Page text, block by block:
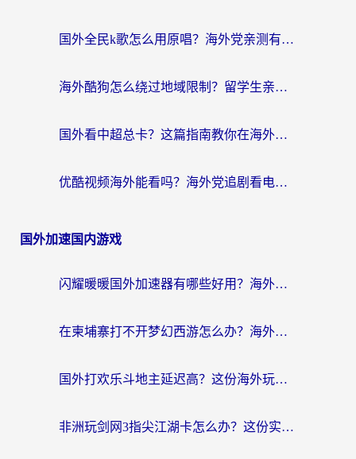
国外全民k歌怎么用原唱？海外党亲测有效的回国加速解决方案
海外酷狗怎么绕过地域限制？留学生亲测有效的回国加速器选择指南
国外看中超总卡？这篇指南教你在海外流畅看体育赛事+中文解说（附避坑技巧）
优酷视频海外能看吗？海外党追剧看电影的终极解决方案来了
国外加速国内游戏
闪耀暖暖国外加速器有哪些好用？海外党亲测的国服游戏加速终极指南
在柬埔寨打不开梦幻西游怎么办？海外玩家国服游戏加速终极指南
国外打欢乐斗地主延迟高？这份海外玩家国服游戏加速指南帮你解决卡顿烦恼
非洲玩剑网3指尖江湖卡怎么办？这份实测有效的国服游戏加速指南请收好